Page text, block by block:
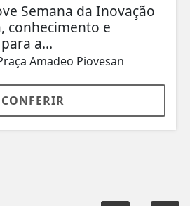
Semana da Inovação
conhecimento e
a...
Amadeo Piovesan
CONFERIR